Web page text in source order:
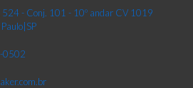
524 - Conj. 101 - 10º andar CV 1019
0502